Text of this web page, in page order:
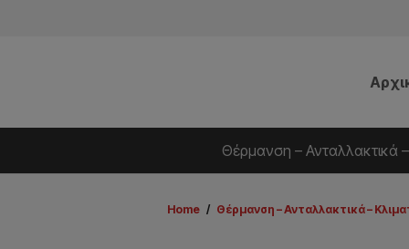
Θέρμανση – Ανταλλακτικά –
Home / Θέρμανση – Ανταλλακτικά –